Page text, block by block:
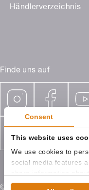
Consent
This website uses
We use cookies to
social media features
media, advertising
Finde uns auf
Händlerverzeichnis
© 2026 ROMA KG